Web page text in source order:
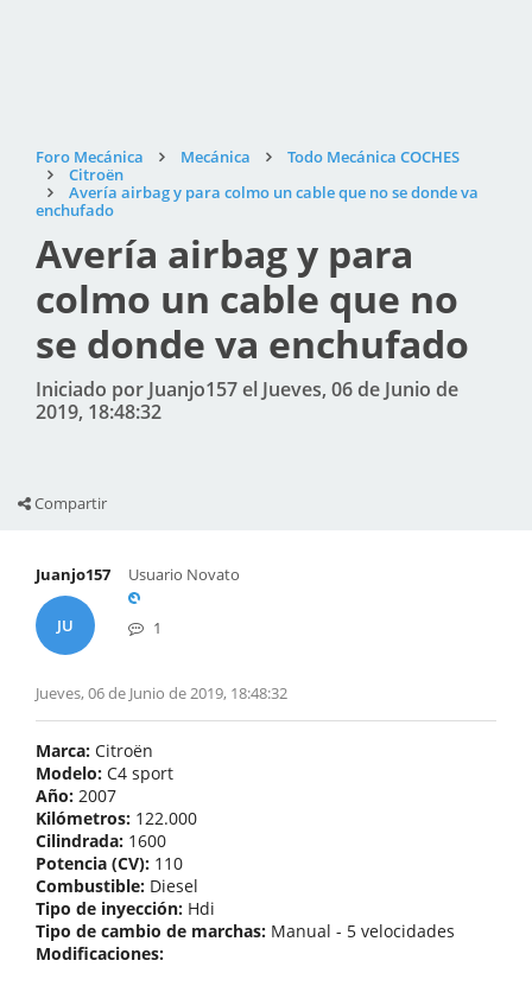
Foro Mecánica Mecánica
Todo Mecánica COCHES
Citroën
Avería airbag y para colmo un cable que no se donde va
enchufado
Avería airbag y para
colmo un cable que no
se donde va enchufado
Iniciado por Juanjo157 el Jueves, 06 de Junio de
2019, 18:48:32
Compartir
Juanjo157
JU
Usuario Novato
1
Jueves, 06 de Junio de 2019, 18:48:32
Marca: Citroën
Modelo: C4 sport
Año: 2007
Kilómetros: 122.000
Cilindrada: 1600
Potencia (CV): 110
Combustible: Diesel
Tipo de inyección: Hdi
Tipo de cambio de marchas: Manual - 5 velocidades
Modificaciones: